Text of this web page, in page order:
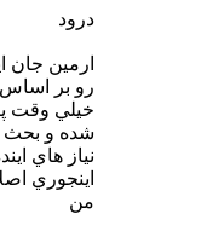
درود
ارمين جان
رو بر اساس
خيلي وقت
شده و بحث
نياز هاي
اينجوري
من